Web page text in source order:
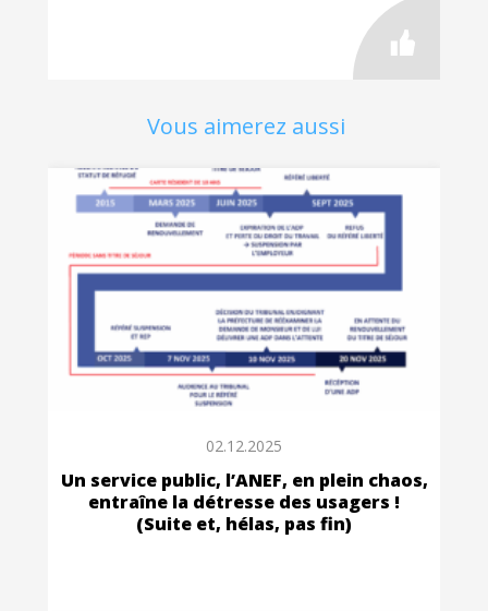
Vous aimerez aussi
02.12.2025
Un service public, l’ANEF, en plein chaos,
entraîne la détresse des usagers !
(Suite et, hélas, pas fin)